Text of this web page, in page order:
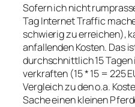
Sofern ich nicht
Tag Internet Traffic
schwierig zu erreichen),
anfallenden Kosten. Das
durchschnittlich 15
verkraften (15 * 15 = 225
Vergleich zu den o.a.
Sache einen kleinen